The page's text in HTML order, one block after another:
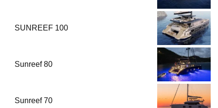
SUNREEF 100
Sunreef 80
Sunreef 70